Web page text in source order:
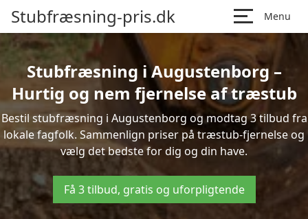
Stubfræsning-pris.dk Menu
Stubfræsning i Augustenborg –
Hurtig og nem fjernelse af træstub
Bestil stubfræsning i Augustenborg og modtag 3 tilbud fra
lokale fagfolk. Sammenlign priser på træstub-fjernelse og
vælg det bedste for dig og din have.
Få 3 tilbud, gratis og uforpligtende